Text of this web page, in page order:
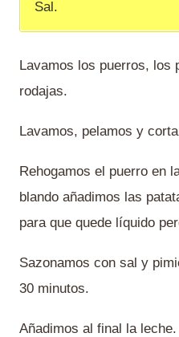
Sal.
Lavamos los puerros, los
rodajas.
Lavamos, pelamos y
Rehogamos el puerro en
blando añadimos las
para que quede líquido
Sazonamos con sal y
30 minutos.
Añadimos al final la